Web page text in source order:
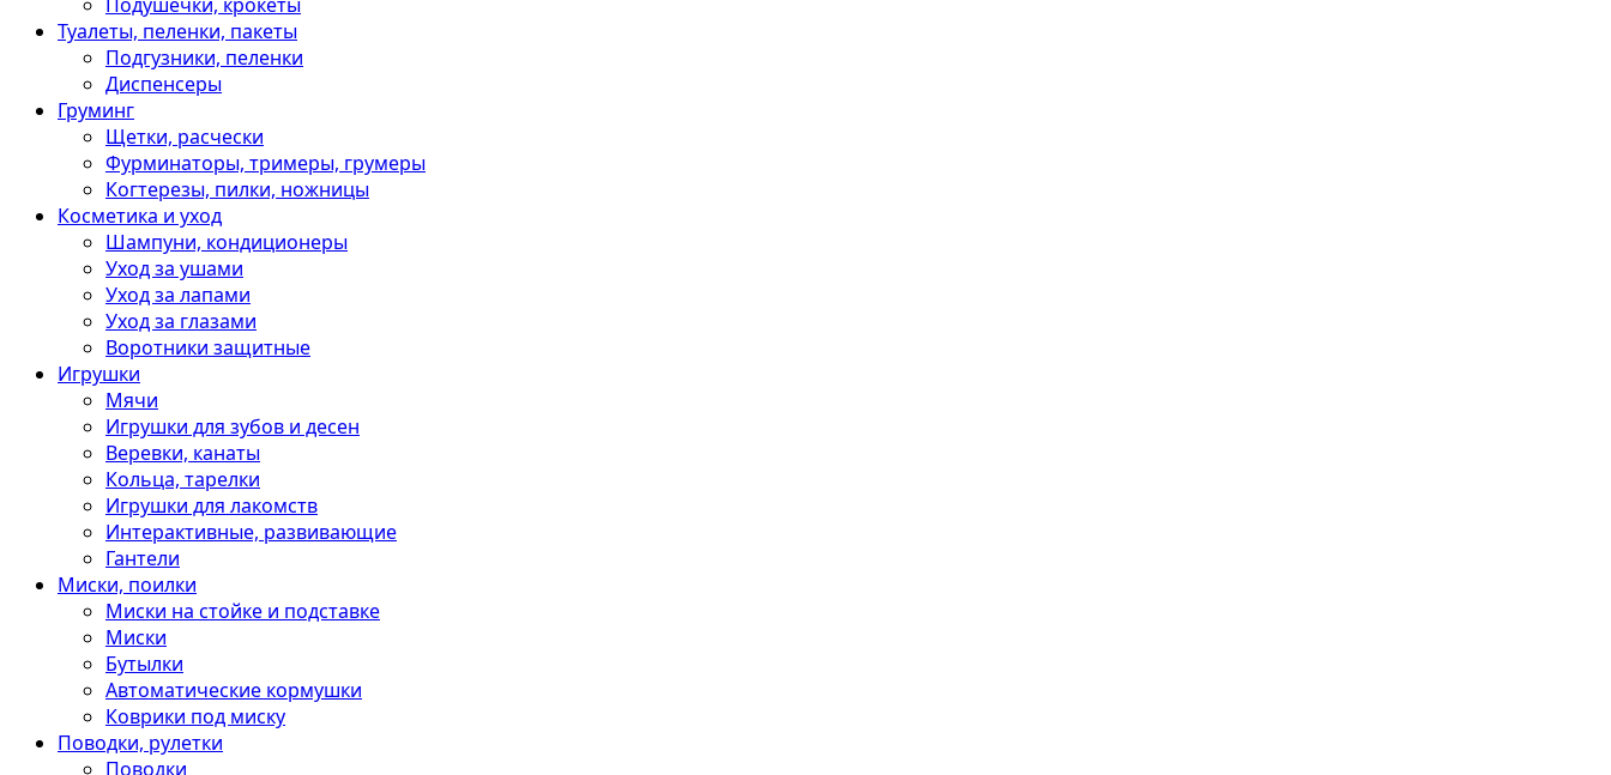
Туалеты, пеленки, пакеты
Подгузники, пеленки
Диспенсеры
Груминг
Щетки, расчески
Фурминаторы, тримеры, грумеры
Когтерезы, пилки, ножницы
Косметика и уход
Шампуни, кондиционеры
Уход за ушами
Уход за лапами
Уход за глазами
Воротники защитные
Игрушки
Мячи
Игрушки для зубов и десен
Веревки, канаты
Кольца, тарелки
Игрушки для лакомств
Интерактивные, развивающие
Гантели
Миски, поилки
Миски на стойке и подставке
Миски
Бутылки
Автоматические кормушки
Коврики под миску
Поводки, рулетки
Поводки